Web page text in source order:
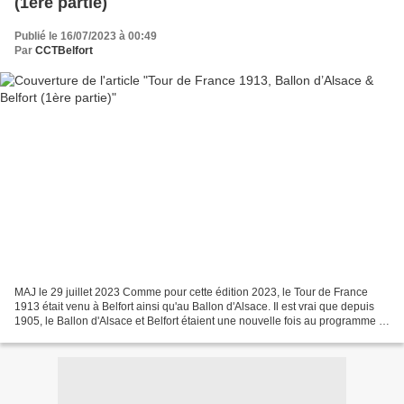
Publié le 16/07/2023 à 00:49
Par CCTBelfort
MAJ le 29 juillet 2023 Comme pour cette édition 2023, le Tour de France
1913 était venu à Belfort ainsi qu'au Ballon d'Alsace. Il est vrai que depuis
1905, le Ballon d'Alsace et Belfort étaient une nouvelle fois au programme et